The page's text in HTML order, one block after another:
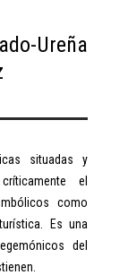
Ureña
situadas y
el
como
Es una
del